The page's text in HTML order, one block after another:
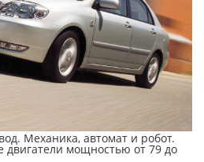
Механика, автомат и робот.
мощностью от 79 до